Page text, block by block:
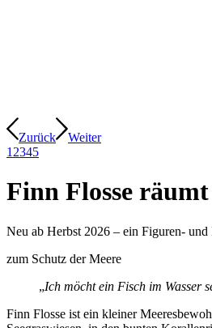
Zurück
Weiter
1 2345
Finn Flosse
Neu ab Herbst 2026 – ein Figuren-
zum Schutz der Meere
„Ich möcht ein Fisch im Wasser
Finn Flosse ist ein kleiner